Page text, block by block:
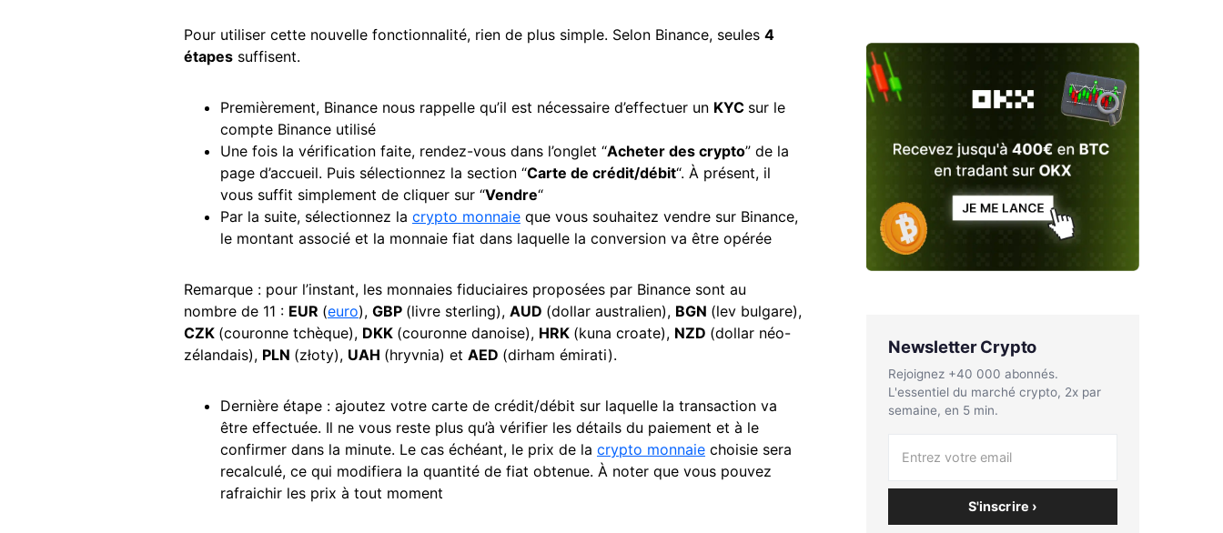
Pour utiliser cette nouvelle fonctionnalité, rien de plus simple. Selon Binance, seules 4
étapes suffisent.
Premièrement, Binance nous rappelle qu’il est nécessaire d’effectuer un KYC sur le
compte Binance utilisé
Une fois la vérification faite, rendez-vous dans l’onglet “Acheter des crypto” de la
page d’accueil. Puis sélectionnez la section “Carte de crédit/débit“. À présent, il
vous suffit simplement de cliquer sur “Vendre“
Par la suite, sélectionnez la crypto monnaie que vous souhaitez vendre sur Binance,
le montant associé et la monnaie fiat dans laquelle la conversion va être opérée
Remarque : pour l’instant, les monnaies fiduciaires proposées par Binance sont au
nombre de 11 : EUR (euro), GBP (livre sterling), AUD (dollar australien), BGN (lev bulgare),
CZK (couronne tchèque), DKK (couronne danoise), HRK (kuna croate), NZD (dollar néo-
zélandais), PLN (złoty), UAH (hryvnia) et AED (dirham émirati).
Dernière étape : ajoutez votre carte de crédit/débit sur laquelle la transaction va
être effectuée. Il ne vous reste plus qu’à vérifier les détails du paiement et à le
confirmer dans la minute. Le cas échéant, le prix de la crypto monnaie choisie sera
recalculé, ce qui modifiera la quantité de fiat obtenue. À noter que vous pouvez
rafraichir les prix à tout moment
Newsletter Crypto
Rejoignez +40 000 abonnés.
L'essentiel du marché crypto, 2x par
semaine, en 5 min.
S'inscrire ›